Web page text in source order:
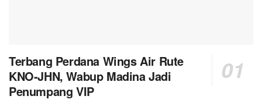
Terbang Perdana Wings Air Rute
KNO-JHN, Wabup Madina Jadi
Penumpang VIP